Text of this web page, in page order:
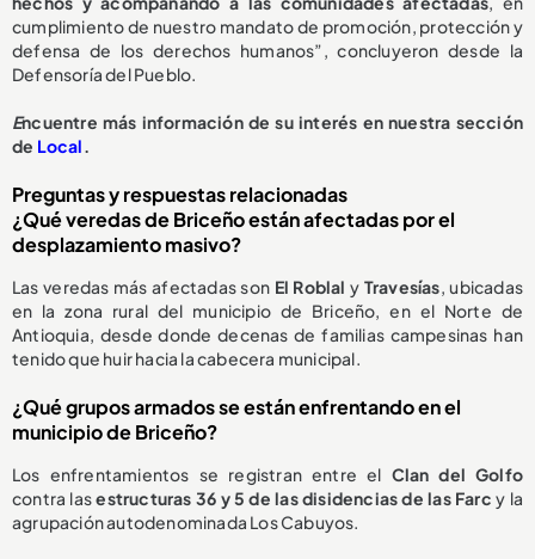
cumplimiento de nuestro mandato de promoción, protección y
defensa de los derechos humanos”, concluyeron desde la
Defensoría del Pueblo.
Encuentre más información de su interés en nuestra sección
de Local.
Preguntas y respuestas relacionadas
¿Qué veredas de Briceño están afectadas por el
desplazamiento masivo?
Las veredas más afectadas son El Roblal y Travesías, ubicadas
en la zona rural del municipio de Briceño, en el Norte de
Antioquia, desde donde decenas de familias campesinas han
tenido que huir hacia la cabecera municipal.
¿Qué grupos armados se están enfrentando en el
municipio de Briceño?
Los enfrentamientos se registran entre el Clan del Golfo
contra lasestructuras 36 y 5 de las disidencias de las Farc y la
agrupación autodenominada Los Cabuyos.